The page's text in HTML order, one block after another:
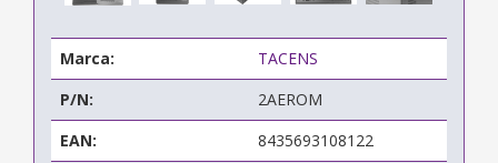
Marca:
TACENS
P/N:
2AEROM
EAN:
8435693108122